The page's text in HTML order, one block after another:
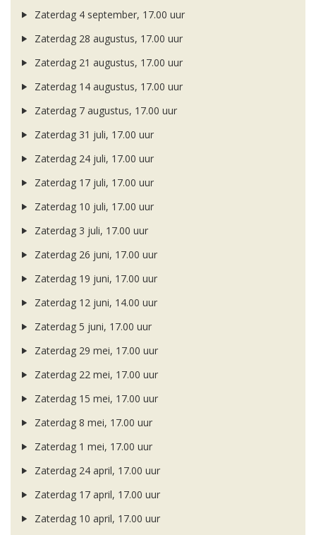
Zaterdag 4 september, 17.00 uur
Zaterdag 28 augustus, 17.00 uur
Zaterdag 21 augustus, 17.00 uur
Zaterdag 14 augustus, 17.00 uur
Zaterdag 7 augustus, 17.00 uur
Zaterdag 31 juli, 17.00 uur
Zaterdag 24 juli, 17.00 uur
Zaterdag 17 juli, 17.00 uur
Zaterdag 10 juli, 17.00 uur
Zaterdag 3 juli, 17.00 uur
Zaterdag 26 juni, 17.00 uur
Zaterdag 19 juni, 17.00 uur
Zaterdag 12 juni, 14.00 uur
Zaterdag 5 juni, 17.00 uur
Zaterdag 29 mei, 17.00 uur
Zaterdag 22 mei, 17.00 uur
Zaterdag 15 mei, 17.00 uur
Zaterdag 8 mei, 17.00 uur
Zaterdag 1 mei, 17.00 uur
Zaterdag 24 april, 17.00 uur
Zaterdag 17 april, 17.00 uur
Zaterdag 10 april, 17.00 uur